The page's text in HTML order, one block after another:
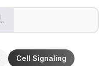
Cell Signaling